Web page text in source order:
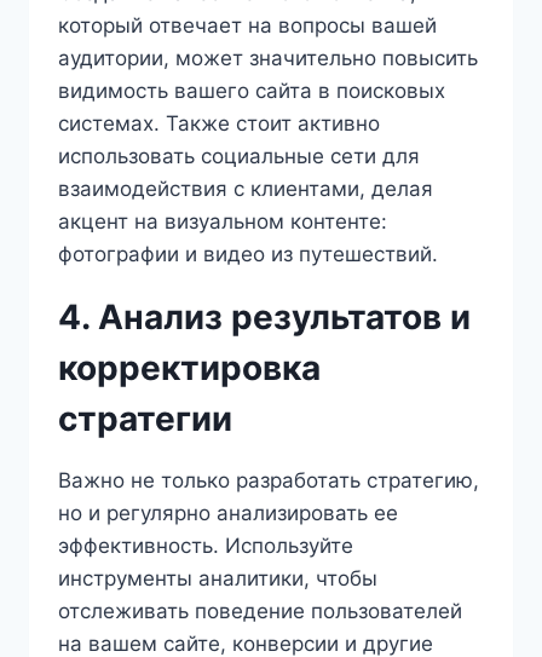
который отвечает на вопросы вашей
аудитории, может значительно повысить
видимость вашего сайта в поисковых
системах. Также стоит активно
использовать социальные сети для
взаимодействия с клиентами, делая
акцент на визуальном контенте:
фотографии и видео из путешествий.
4. Анализ результатов и
корректировка
стратегии
Важно не только разработать стратегию,
но и регулярно анализировать ее
эффективность. Используйте
инструменты аналитики, чтобы
отслеживать поведение пользователей
на вашем сайте, конверсии и другие